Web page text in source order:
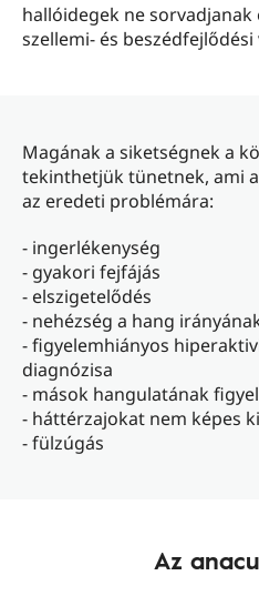
hallóidegek ne sorvadjanak
szellemi- és beszédfejlődési
Magának a siketségnek a
tekinthetjük tünetnek, ami
az eredeti problémára:
- ingerlékenység
- gyakori fejfájás
- elszigetelődés
- nehézség a hang
- figyelemhiányos
diagnózisa
- mások hangulatának
- háttérzajokat nem képes
- fülzúgás
Az